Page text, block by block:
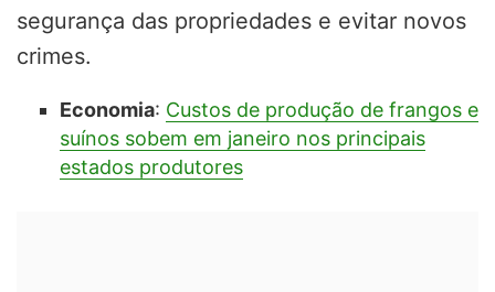
segurança das propriedades e evitar novos
crimes.
Economia: Custos de produção de frangos e
suínos sobem em janeiro nos principais
estados produtores